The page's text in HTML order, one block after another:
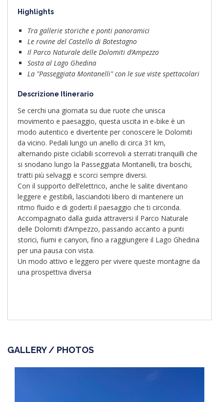
Highlights
Tra gallerie storiche e ponti panoramici
Le rovine del Castello di Botestagno
Il Parco Naturale delle Dolomiti d’Ampezzo
Sosta al Lago Ghedina
La "Passeggiata Montanelli" con le sue viste spettacolari
Descrizione Itinerario
Se cerchi una giornata su due ruote che unisca
movimento e paesaggio, questa uscita in e-bike è un
modo autentico e divertente per conoscere le Dolomiti
da vicino. Pedali lungo un anello di circa 31 km,
alternando piste ciclabili scorrevoli a sterrati tranquilli che
si snodano lungo la Passeggiata Montanelli, tra boschi,
tratti più selvaggi e scorci sempre diversi.
Con il supporto dell’elettrico, anche le salite diventano
leggere e gestibili, lasciandoti libero di mantenere un
ritmo fluido e di goderti il paesaggio che ti circonda.
Accompagnato dalla guida attraversi il Parco Naturale
delle Dolomiti d’Ampezzo, passando accanto a punti
storici, fiumi e canyon, fino a raggiungere il Lago Ghedina
per una pausa con vista.
Un modo attivo e leggero per vivere queste montagne da
una prospettiva diversa
GALLERY / PHOTOS